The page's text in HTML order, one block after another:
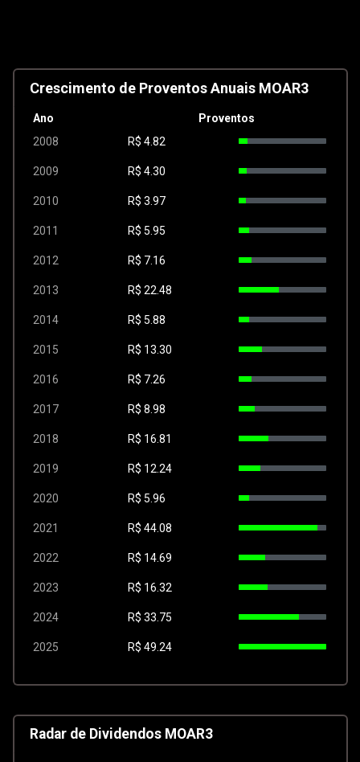
Crescimento de Proventos Anuais MOAR3
Ano
Proventos
2008
R$ 4.82
2009 R$ 4.30
2010 R$ 3.97
2011 R$ 5.95
2012 R$ 7.16
2013 R$ 22.48
2014 R$ 5.88
2015 R$ 13.30
2016 R$ 7.26
2017 R$ 8.98
2018 R$ 16.81
2019 R$ 12.24
2020 R$ 5.96
2021 R$ 44.08
2022 R$ 14.69
2023 R$ 16.32
2024 R$ 33.75
2025 R$ 49.24
Radar de Dividendos MOAR3